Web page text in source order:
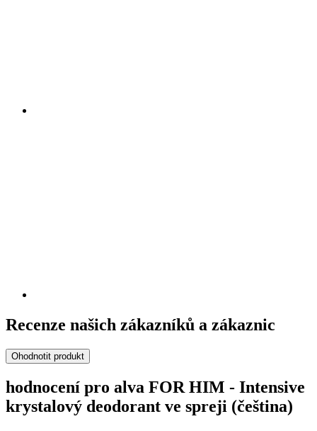
Recenze našich zákazníků a zákaznic
Ohodnotit produkt
hodnocení pro alva FOR HIM - Intensive
krystalový deodorant ve spreji (čeština)